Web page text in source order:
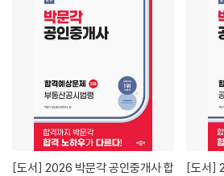
[도서] [도서]